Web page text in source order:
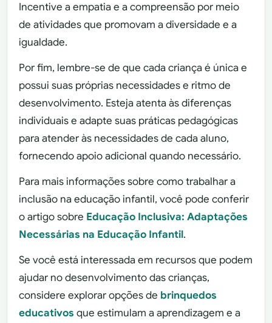
Incentive a empatia e a compreensão por meio
de atividades que promovam a diversidade e a
igualdade.
Por fim, lembre-se de que cada criança é única e
possui suas próprias necessidades e ritmo de
desenvolvimento. Esteja atenta às diferenças
individuais e adapte suas práticas pedagógicas
para atender às necessidades de cada aluno,
fornecendo apoio adicional quando necessário.
Para mais informações sobre como trabalhar a
inclusão na educação infantil, você pode conferir
o artigo sobre Educação Inclusiva: Adaptações
Necessárias na Educação Infantil.
Se você está interessada em recursos que podem
ajudar no desenvolvimento das crianças,
considere explorar opções de brinquedos
educativos que estimulam a aprendizagem e a